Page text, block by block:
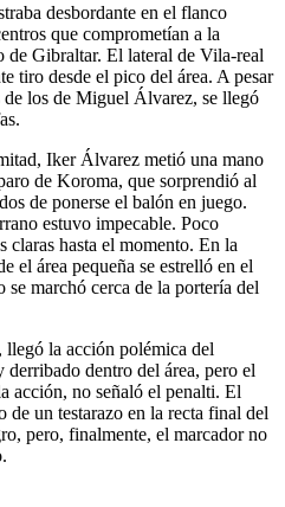
desbordante en el flanco
que comprometían a la
de Gibraltar. El lateral de Vila-real
tiro desde el pico del área. A pesar
de los de Miguel Álvarez, se llegó
Iker Álvarez metió una mano
de Koroma, que sorprendió al
de ponerse el balón en juego.
estuvo impecable. Poco
claras hasta el momento. En la
el área pequeña se estrelló en el
se marchó cerca de la portería del
llegó la acción polémica del
dentro del área, pero el
acción, no señaló el penalti. El
de un testarazo en la recta final del
pero, finalmente, el marcador no